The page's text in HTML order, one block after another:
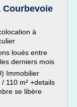
Courbevoie
à
loués entre
derniers mois
Immobilier
110 m² +details
se libère